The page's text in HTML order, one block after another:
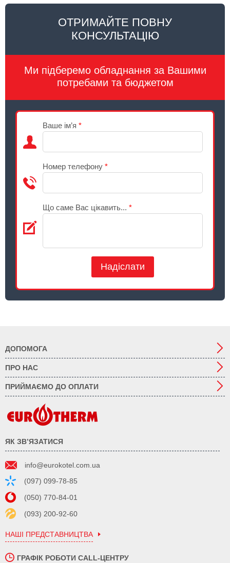
ОТРИМАЙТЕ ПОВНУ
КОНСУЛЬТАЦІЮ
Ми підберемо обладнання за Вашими
потребами та бюджетом
Ваше ім’я *
Номер телефону *
Що саме Вас цікавить... *
Надіслати
ДОПОМОГА
ПРО НАС
ПРИЙМАЄМО ДО ОПЛАТИ
ЯК ЗВ’ЯЗАТИСЯ
info@eurokotel.com.ua
(097) 099-78-85
(050) 770-84-01
(093) 200-92-60
НАШІ ПРЕДСТАВНИЦТВА
ГРАФІК РОБОТИ CALL-ЦЕНТРУ